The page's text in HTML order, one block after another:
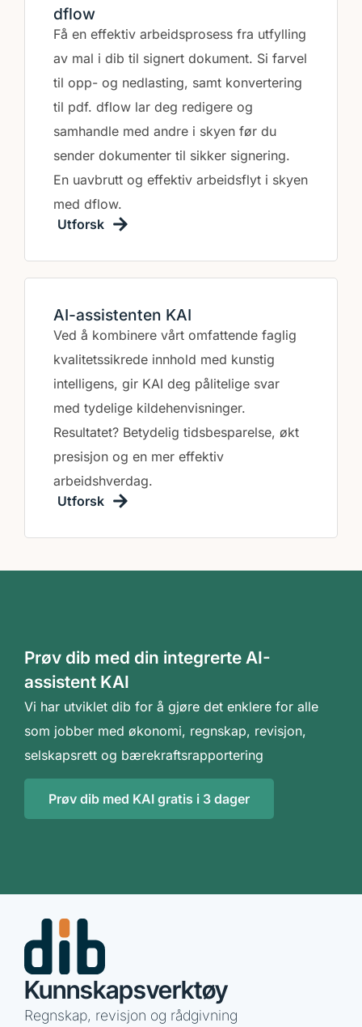
dflow
Få en effektiv arbeidsprosess fra utfylling
av mal i dib til signert dokument. Si farvel
til opp- og nedlasting, samt konvertering
til pdf. dflow lar deg redigere og
samhandle med andre i skyen før du
sender dokumenter til sikker signering.
En uavbrutt og effektiv arbeidsflyt i skyen
med dflow.
Utforsk
AI-assistenten KAI
Ved å kombinere vårt omfattende faglig
kvalitetssikrede innhold med kunstig
intelligens, gir KAI deg pålitelige svar
med tydelige kildehenvisninger.
Resultatet? Betydelig tidsbesparelse, økt
presisjon og en mer effektiv
arbeidshverdag.
Utforsk
Prøv dib med din integrerte AI-
assistent KAI
Vi har utviklet dib for å gjøre det enklere for alle
som jobber med økonomi, regnskap, revisjon,
selskapsrett og bærekraftsrapportering
Prøv dib med KAI gratis i 3 dager
Kunnskapsverktøy
Regnskap, revisjon og rådgivning